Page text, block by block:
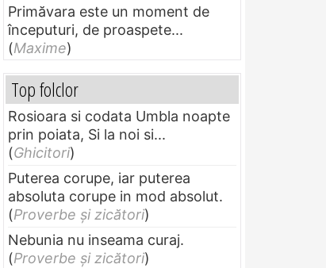
Primăvara este un moment de
începuturi, de proaspete...
(Maxime)
Top folclor
Rosioara si codata Umbla noapte
prin poiata, Si la noi si...
(Ghicitori)
Puterea corupe, iar puterea
absoluta corupe in mod absolut.
(Proverbe și zicători)
Nebunia nu inseama curaj.
(Proverbe și zicători)